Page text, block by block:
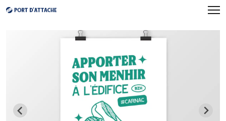
Panneau de gestion des cookies